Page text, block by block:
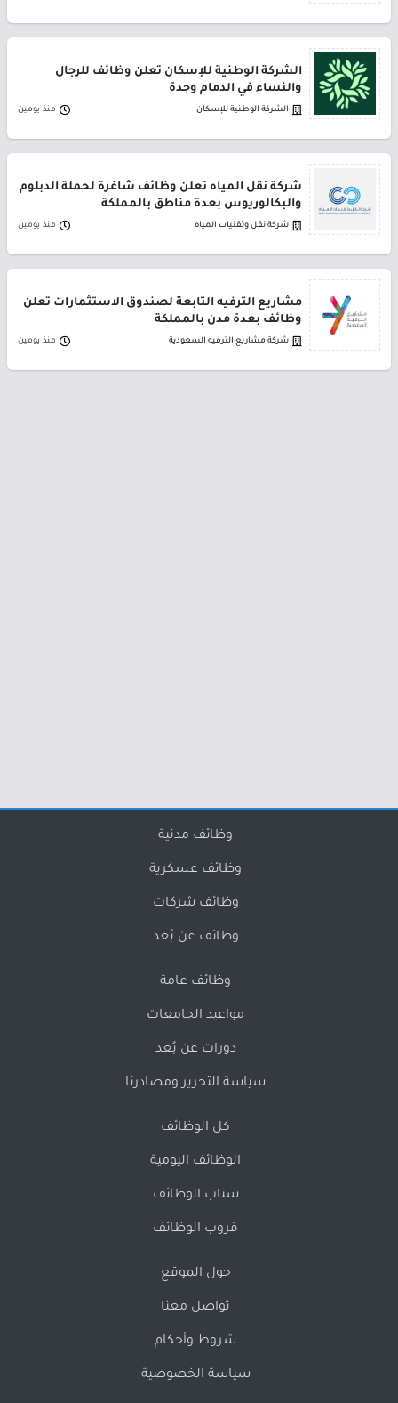
الشركة الوطنية للإسكان تعلن وظائف للرجال
والنساء في الدمام وجدة
الشركة الوطنية للإسكان منذ يومين
شركة نقل المياه تعلن وظائف شاغرة لحملة الدبلوم
والبكالوريوس بعدة مناطق بالمملكة
شركة نقل وتقنيات المياه منذ يومين
مشاريع الترفيه التابعة لصندوق الاستثمارات تعلن
وظائف بعدة مدن بالمملكة
شركة مشاريع الترفيه السعودية منذ يومين
وظائف مدنية
وظائف عسكرية
وظائف شركات
وظائف عن بُعد
وظائف عامة
مواعيد الجامعات
دورات عن بُعد
سياسة التحرير ومصادرنا
كل الوظائف
الوظائف اليومية
سناب الوظائف
قروب الوظائف
حول الموقع
تواصل معنا
شروط وأحكام
سياسة الخصوصية